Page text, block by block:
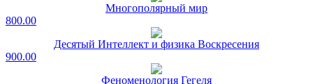
Многополярный мир
800.00
Десятый Интеллект и физика Воскресения
900.00
Феноменология Гегеля